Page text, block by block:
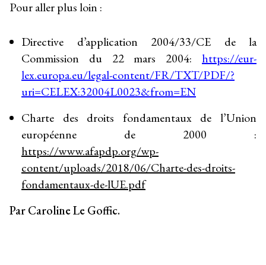
Pour aller plus loin :
Directive d’application 2004/33/CE de la
Commission du 22 mars 2004: https://eur-
lex.europa.eu/legal-content/FR/TXT/PDF/?
uri=CELEX:32004L0023&from=EN
Charte des droits fondamentaux de l’Union
européenne de 2000 :
https://www.afapdp.org/wp-
content/uploads/2018/06/Charte-des-droits-
fondamentaux-de-lUE.pdf
Par Caroline Le Goffic.